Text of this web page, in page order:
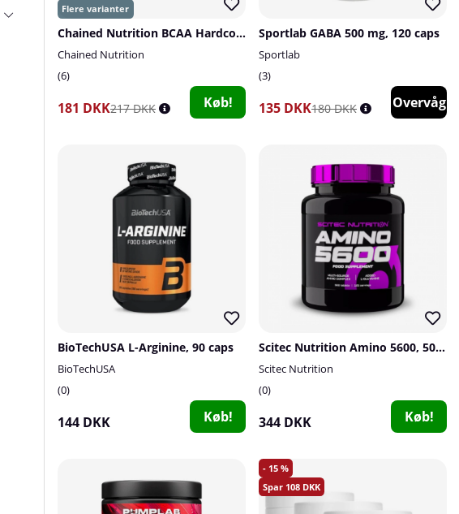
Chained Nutrition BCAA Hardcore, 264 g
Chained Nutrition
6
181 DKK217 DKK Køb!
Sportlab GABA 500 mg, 120 caps
Sportlab
3
135 DKK180 DKK Overvåg
BioTechUSA L-Arginine, 90 caps
BioTechUSA
0
144 DKK Køb!
Scitec Nutrition Amino 5600, 500 tabs
Scitec Nutrition
0
344 DKK Køb!
15
108